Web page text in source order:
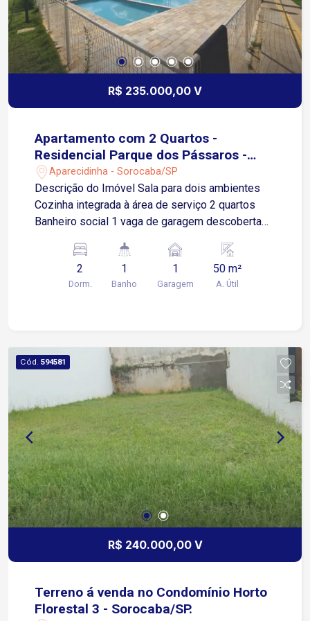
praticidade e qualidade de vida no dia a dia.
Agende sua visita!
R$ 235.000,00 V
Apartamento com 2 Quartos -
Residencial Parque dos Pássaros -
Sorocaba/SP
Aparecidinha - Sorocaba/SP
Descrição do Imóvel Sala para dois ambientes
Cozinha integrada à área de serviço 2 quartos
Banheiro social 1 vaga de garagem descoberta
Espaço gourmet com churrasqueira Playground
para crianças Pet place para os animais de
estimação Praça de convivência arborizada
Aproximadamente 10 minutos até a Rodovia Dr.
Celso Charuri, por via arterial próxima Cerca de 5
minutos até o Supermercado Rede Bom Lugar
Também há bom acesso a outras vias
importantes da cidade, como avenidas que
conectam ao centro de Sorocaba e às regiões
Norte/Sul Região residencial, com tranquilidade e
boa mobilidade para deslocamentos diários Entre
em contato e agende sua visita!
2
Dorm.
1
Banho
1
Garagem
50 m²
A. Útil
Cód. 594581
R$ 240.000,00 V
Terreno á venda no Condomínio Horto
Florestal 3 - Sorocaba/SP.